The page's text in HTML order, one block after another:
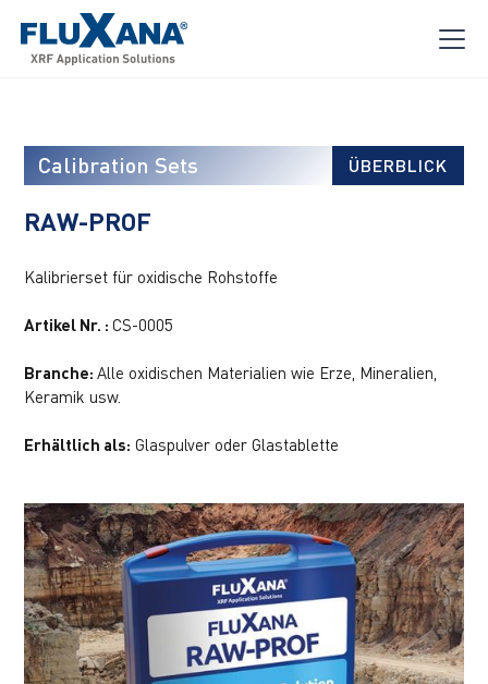
Calibration Sets ÜBERBLICK
RAW-PROF
Kalibrierset für oxidische Rohstoffe
Artikel Nr. :CS-0005
Branche:Alle oxidischen Materialien wie Erze, Mineralien,
Keramik usw.
Erhältlich als: Glaspulver oder Glastablette